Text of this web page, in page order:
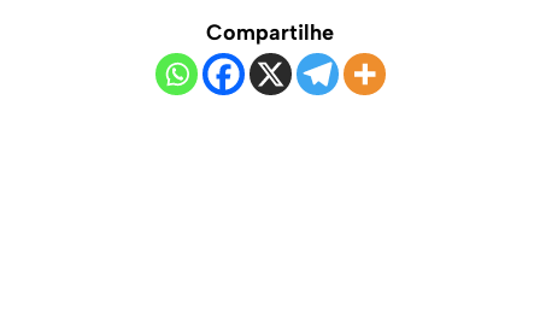
Compartilhe